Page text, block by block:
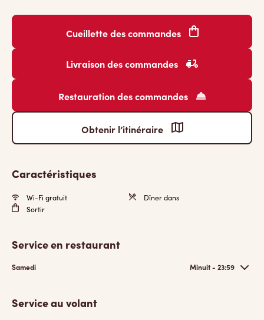
Cueillette des commandes
Livraison des commandes
Restauration des commandes
Obtenir l’itinéraire
Caractéristiques
Wi-Fi gratuit
Dîner dans
Sortir
Service en restaurant
Samedi Minuit - 23:59
Service au volant